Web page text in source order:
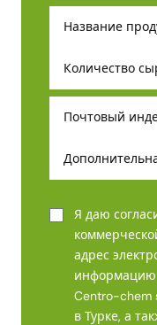
Я даю
адрес
информацию
Centro-chem
в Турке, а